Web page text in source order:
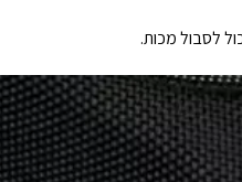
לסבול מכות.